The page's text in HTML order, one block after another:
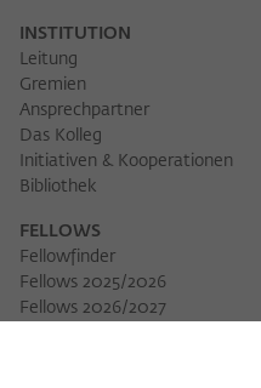
INSTITUTION
Leitung
Gremien
Ansprechpartner
Das Kolleg
Initiativen & Kooperationen
Bibliothek
FELLOWS
Fellowfinder
Fellows 2025/2026
Fellows 2026/2027